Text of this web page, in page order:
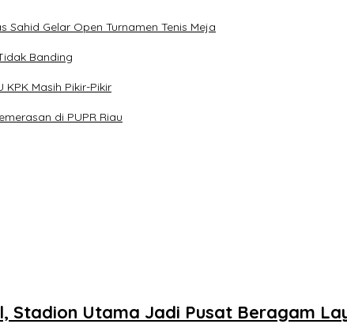
Sahid Gelar Open Turnamen Tenis Meja
Banding
Masih Pikir-Pikir
di PUPR Riau
Stadion Utama Jadi Pusat Beragam